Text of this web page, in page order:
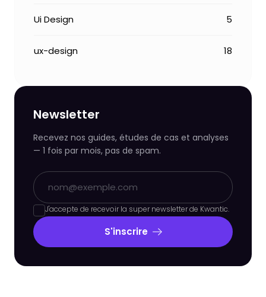
Ui Design 5
ux-design 18
Newsletter
Recevez nos guides, études de cas et analyses
— 1 fois par mois, pas de spam.
J'accepte de recevoir la super newsletter de Kwantic.
S'inscrire